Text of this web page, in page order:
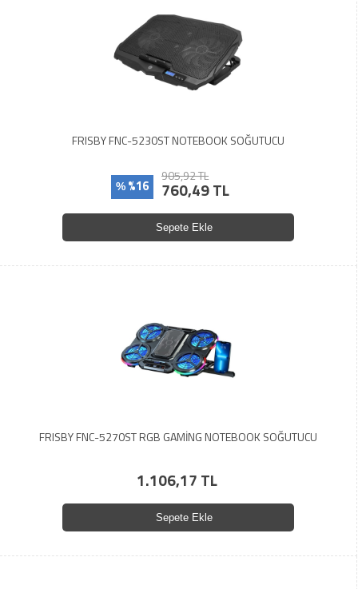
FRISBY FNC-5230ST NOTEBOOK SOĞUTUCU
% %16
905,92 TL
760,49 TL
Sepete Ekle
FRISBY FNC-5270ST RGB GAMİNG NOTEBOOK SOĞUTUCU
1.106,17 TL
Sepete Ekle